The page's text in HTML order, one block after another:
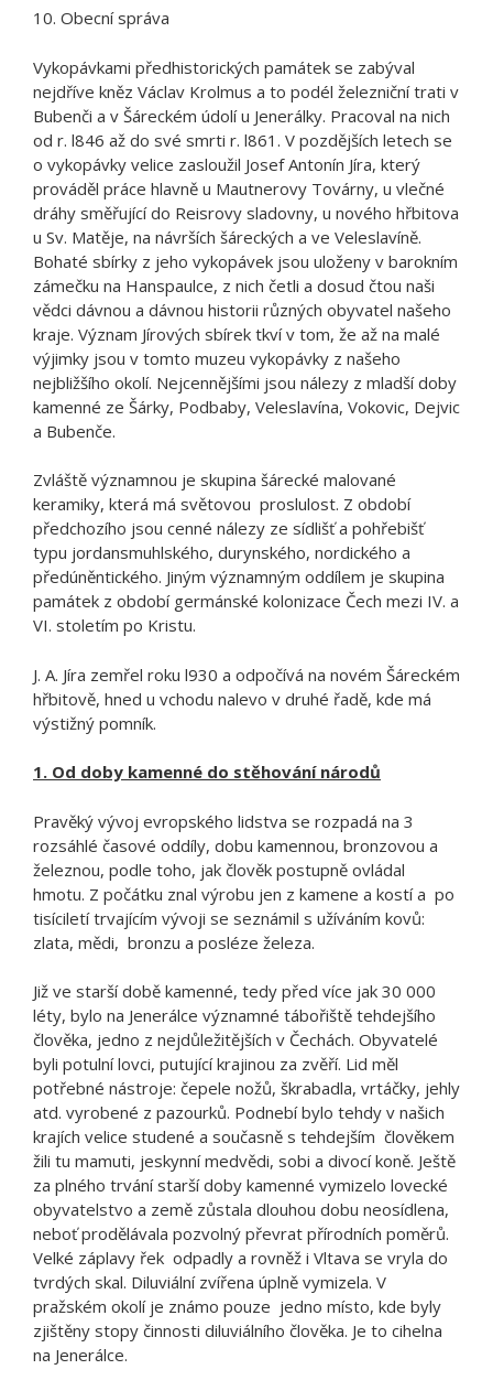
10. Obecní správa
Vykopávkami předhistorických památek se zabýval
nejdříve kněz Václav Krolmus a to podél železniční trati v
Bubenči a v Šáreckém údolí u Jenerálky. Pracoval na nich
od r. l846 až do své smrti r. l861. V pozdějších letech se
o vykopávky velice zasloužil Josef Antonín Jíra, který
prováděl práce hlavně u Mautnerovy Továrny, u vlečné
dráhy směřující do Reisrovy sladovny, u nového hřbitova
u Sv. Matěje, na návrších šáreckých a ve Veleslavíně.
Bohaté sbírky z jeho vykopávek jsou uloženy v barokním
zámečku na Hanspaulce, z nich četli a dosud čtou naši
vědci dávnou a dávnou historii různých obyvatel našeho
kraje. Význam Jírových sbírek tkví v tom, že až na malé
výjimky jsou v tomto muzeu vykopávky z našeho
nejbližšího okolí. Nejcennějšími jsou nálezy z mladší doby
kamenné ze Šárky, Podbaby, Veleslavína, Vokovic, Dejvic
a Bubenče.
Zvláště významnou je skupina šárecké malované
keramiky, která má světovou proslulost. Z období
předchozího jsou cenné nálezy ze sídlišť a pohřebišť
typu jordansmuhlského, durynského, nordického a
předúněntického. Jiným významným oddílem je skupina
památek z období germánské kolonizace Čech mezi IV. a
VI. stoletím po Kristu.
J. A. Jíra zemřel roku l930 a odpočívá na novém Šáreckém
hřbitově, hned u vchodu nalevo v druhé řadě, kde má
výstižný pomník.
1. Od doby kamenné do stěhování národů
Pravěký vývoj evropského lidstva se rozpadá na 3
rozsáhlé časové oddíly, dobu kamennou, bronzovou a
železnou, podle toho, jak člověk postupně ovládal
hmotu. Z počátku znal výrobu jen z kamene a kostí a po
tisíciletí trvajícím vývoji se seznámil s užíváním kovů:
zlata, mědi, bronzu a posléze železa.
Již ve starší době kamenné, tedy před více jak 30 000
léty, bylo na Jenerálce významné tábořiště tehdejšího
člověka, jedno z nejdůležitějších v Čechách. Obyvatelé
byli potulní lovci, putující krajinou za zvěří. Lid měl
potřebné nástroje: čepele nožů, škrabadla, vrtáčky, jehly
atd. vyrobené z pazourků. Podnebí bylo tehdy v našich
krajích velice studené a současně s tehdejším člověkem
žili tu mamuti, jeskynní medvědi, sobi a divocí koně. Ještě
za plného trvání starší doby kamenné vymizelo lovecké
obyvatelstvo a země zůstala dlouhou dobu neosídlena,
neboť prodělávala pozvolný převrat přírodních poměrů.
Velké záplavy řek odpadly a rovněž i Vltava se vryla do
tvrdých skal. Diluviální zvířena úplně vymizela. V
pražském okolí je známo pouze jedno místo, kde byly
zjištěny stopy činnosti diluviálního člověka. Je to cihelna
na Jenerálce.